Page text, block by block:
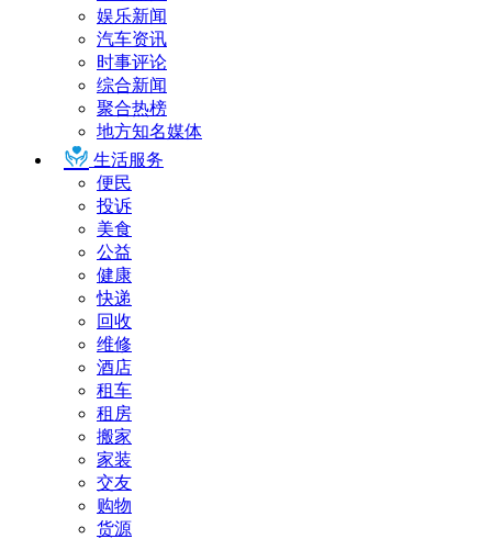
娱乐新闻
汽车资讯
时事评论
综合新闻
聚合热榜
地方知名媒体
生活服务
便民
投诉
美食
公益
健康
快递
回收
维修
酒店
租车
租房
搬家
家装
交友
购物
货源